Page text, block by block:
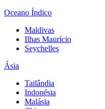
Oceano Índico
Maldivas
Ilhas Maurício
Seychelles
Ásia
Tailândia
Indonésia
Malásia